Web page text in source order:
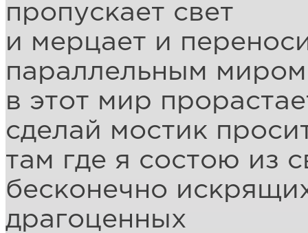
пропускает свет
и мерцает и
параллельным миром
в этот мир
сделай мостик
там где я состою из
бесконечно
драгоценных